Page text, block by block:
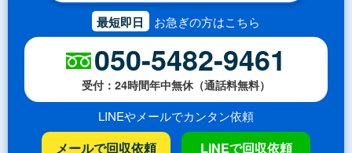
最短即日 お急ぎの方はこちら
050-5482-9461
受付：24時間年中無休（通話料無料）
LINEやメールでカンタン依頼
メールで回収依頼 LINEで回収依頼